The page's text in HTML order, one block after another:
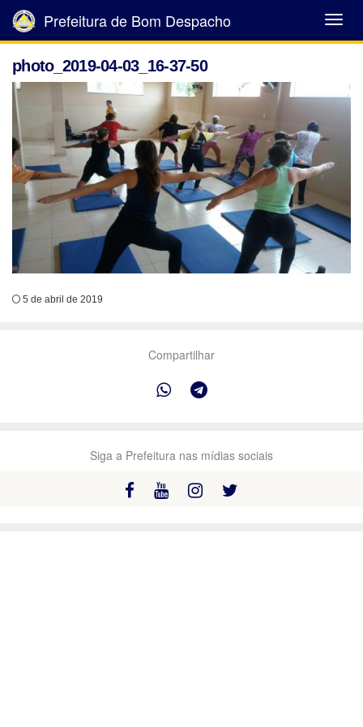
Abrir
Menu
Prefeitura de Bom Despacho
photo_2019-04-03_16-37-50
5 de abril de 2019
Compartilhar
Siga a Prefeitura nas mídias sociais